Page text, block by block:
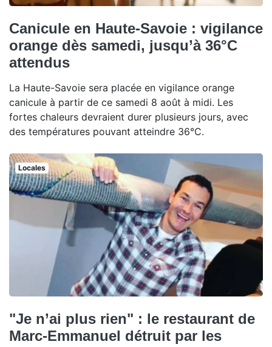
Canicule en Haute-Savoie : vigilance
orange dès samedi, jusqu’à 36°C
attendus
La Haute-Savoie sera placée en vigilance orange
canicule à partir de ce samedi 8 août à midi. Les
fortes chaleurs devraient durer plusieurs jours, avec
des températures pouvant atteindre 36°C.
Locales
"Je n’ai plus rien" : le restaurant de
Marc-Emmanuel détruit par les